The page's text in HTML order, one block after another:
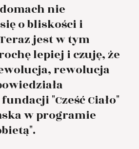
nie
o bliskości i
jest w tym
lepiej i czuję, że
rewolucja
"Cześć Ciało"
w programie